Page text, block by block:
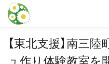
本文に飛ぶ
【東北支援】南三
ュ作り体験教室を